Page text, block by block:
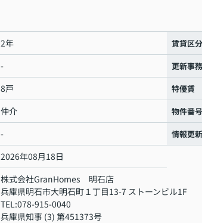
2年 賃貸区分
- 更新事
8戸 特優賃
仲介 物件番号
- 情報更
2026年08月18日
株式会社GranHomes 明石店
兵庫県明石市大明石町１丁目13-7 ストーンビル1F
TEL:078-915-0040
兵庫県知事 (3) 第451373号